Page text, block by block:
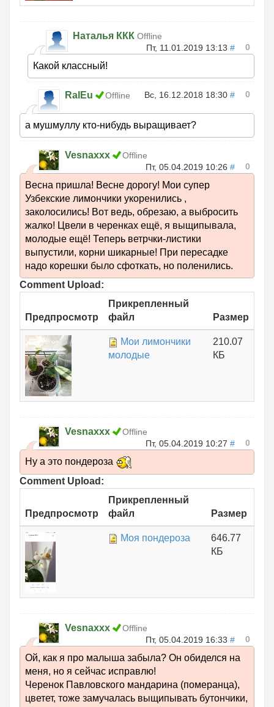
Наталья ККК Offline
Пт, 11.01.2019 13:13 # 0
Какой классный!
RalEu Offline Вс, 16.12.2018 18:30 # 0
а мушмуллу кто-нибудь выращивает?
Vesnaxxx
Offline
Пт, 05.04.2019 10:26 # 0
Весна пришла! Весне дорогу! Мои супер
Узбекские лимончики укоренились ,
заколосились! Вот ведь, обрезаю, а выбросить
жалко! Цвели в черенках ещё, я выщипывала,
молодые ещё! Теперь ветрчки-листики
выпустили, корни шикарные! При пересадке
надо корешки было сфоткать, но поленились.
Comment Upload:
Предпросмотр
Прикрепленный
файл
Размер
Мои лимончики
молодые
210.07
КБ
Vesnaxxx
Offline
Пт, 05.04.2019 10:27 # 0
Ну а это пондероза
Comment Upload:
Предпросмотр
Прикрепленный
файл
Размер
Моя пондероза
646.77
КБ
Vesnaxxx
Offline
Пт, 05.04.2019 16:33 # 0
Ой, как я про малыша забыла? Он обиделся на
меня, но я сейчас исправлю!
Черенок Павловского мандарина (померанца),
цветет, тоже замучалась выщипывать бутончики,